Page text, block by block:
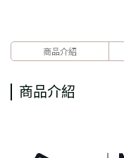
商品介紹
商品介紹